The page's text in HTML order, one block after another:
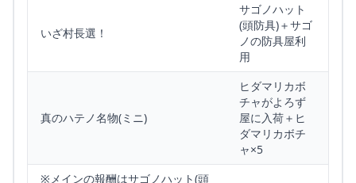
いざ村長選！
サゴノハット
(頭防具)＋サゴ
ノの防具屋利
用
真のハテノ名物(ミニ)
ヒダマリカボ
チャがよろず
屋に入荷＋ヒ
ダマリカボチ
ャ×5
※メインの報酬はサゴノハット(頭